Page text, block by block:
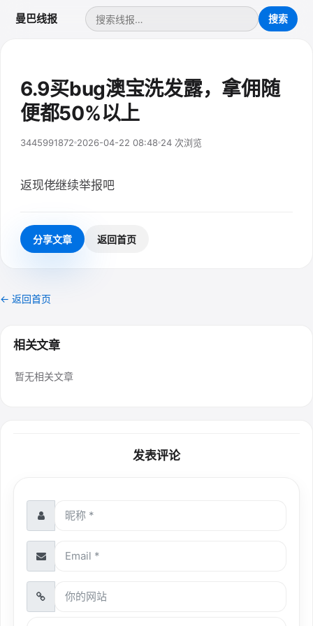
曼巴线报
6.9买bug澳宝洗发露，拿佣随
便都50%以上
3445991872 2026-04-22 08:48 24 次浏览
返现佬继续举报吧
分享文章 返回首页
← 返回首页
相关文章
暂无相关文章
发表评论